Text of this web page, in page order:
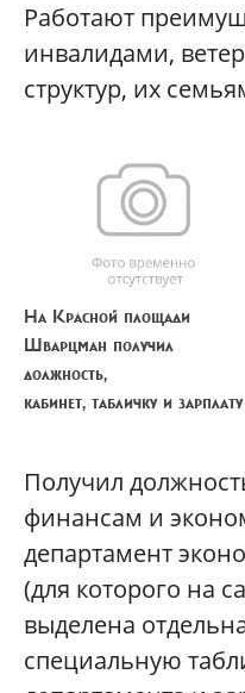
Работают
инвалидами,
структур, их
На Красной площади
Шварцман получил
должность,
кабинет, табличку и зарплату
Получил
финансам и
департамент
(для которого на
выделена
специальную